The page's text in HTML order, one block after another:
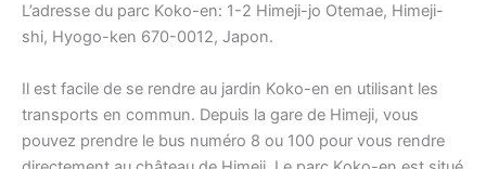
L’adresse du parc Koko-en: 1-2 Himeji-jo Otemae, Himeji-
shi, Hyogo-ken 670-0012, Japon.
Il est facile de se rendre au jardin Koko-en en utilisant les
transports en commun. Depuis la gare de Himeji, vous
pouvez prendre le bus numéro 8 ou 100 pour vous rendre